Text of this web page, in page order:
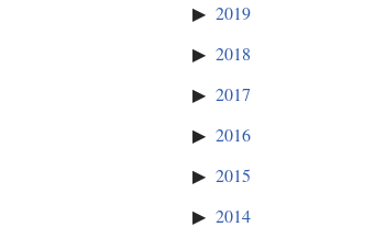
2019
2018
2017
2016
2015
2014